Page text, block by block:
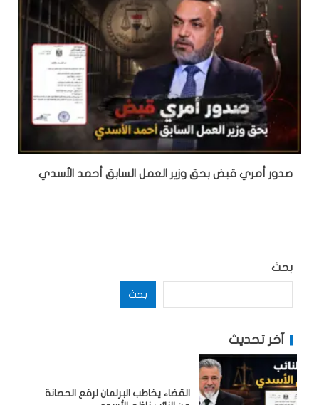
صدور أمري قبض بحق وزير العمل السابق أحمد الأسدي
بحث
بحث
آخر تحديث
القضاء يخاطب البرلمان لرفع الحصانة